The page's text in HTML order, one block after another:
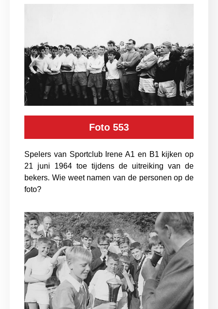
Foto 553
Spelers van Sportclub Irene A1 en B1 kijken op
21 juni 1964 toe tijdens de uitreiking van de
bekers. Wie weet namen van de personen op de
foto?